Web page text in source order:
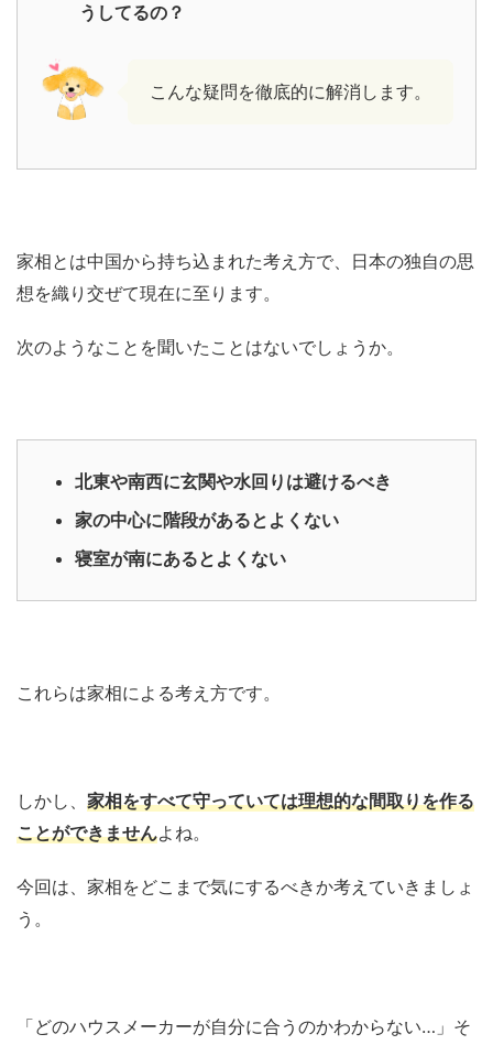
うしてるの？
こんな疑問を徹底的に解消します。
家相とは中国から持ち込まれた考え方で、日本の独自の思
想を織り交ぜて現在に至ります。
次のようなことを聞いたことはないでしょうか。
北東や南西に玄関や水回りは避けるべき
家の中心に階段があるとよくない
寝室が南にあるとよくない
これらは家相による考え方です。
しかし、 家相をすべて守っていては理想的な間取りを作る
ことができませんよね。
今回は、家相をどこまで気にするべきか考えていきましょ
う。
「どのハウスメーカーが自分に合うのかわからない…」そ